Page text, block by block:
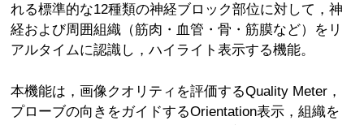
れる標準的な12種類の神経ブロック部位に対して，神
経および周囲組織（筋肉・血管・骨・筋膜など）をリ
アルタイムに認識し，ハイライト表示する機能。
本機能は，画像クオリティを評価するQuality Meter，
プローブの向きをガイドするOrientation表示，組織を